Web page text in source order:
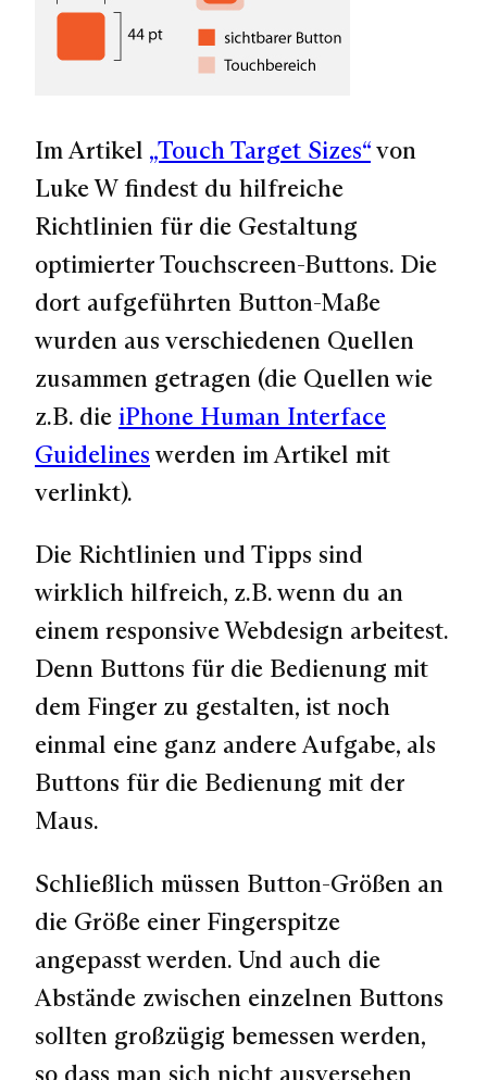
Im Artikel „Touch Target Sizes“von
Luke W findest du hilfreiche
Richtlinien für die Gestaltung
optimierter Touchscreen-Buttons. Die
dort aufgeführten Button-Maße
wurden aus verschiedenen Quellen
zusammen getragen (die Quellen wie
z.B. die iPhone Human Interface
Guidelineswerden im Artikel mit
verlinkt).
Die Richtlinien und Tipps sind
wirklich hilfreich, z.B. wenn du an
einem responsive Webdesign arbeitest.
Denn Buttons für die Bedienung mit
dem Finger zu gestalten, ist noch
einmal eine ganz andere Aufgabe, als
Buttons für die Bedienung mit der
Maus.
Schließlich müssen Button-Größen an
die Größe einer Fingerspitze
angepasst werden. Und auch die
Abstände zwischen einzelnen Buttons
sollten großzügig bemessen werden,
so dass man sich nicht ausversehen